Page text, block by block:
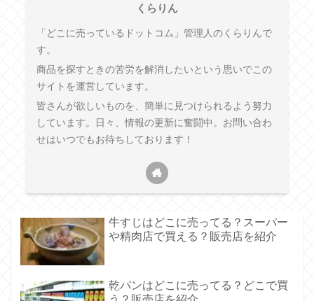
くらりん
「どこに売っているドットコム」管理人のくらりんで
す。
商品を探すときの苦労を解消したいという思いでこの
サイトを運営しています。
皆さんが欲しいものを、簡単に見つけられるよう努力
しています。日々、情報の更新に奮闘中。お問い合わ
せはいつでもお待ちしております！
牛すじはどこに売ってる？スーパー
や精肉店で買える？販売店を紹介
乾パンはどこに売ってる？どこで買